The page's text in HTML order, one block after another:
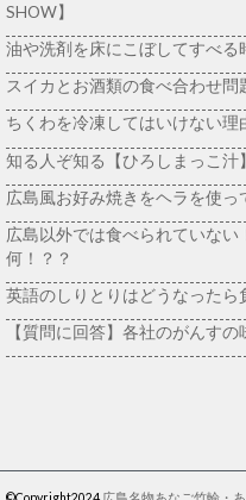
SHOW】
油や洗剤を床にこぼしてすべる
スイカとお酒類の食べ合わせ問
ちくわを冷凍してはいけない理
知る人ぞ知る【ひろしまっこ汁】
広島風お好み焼きをヘラを使
広島以外では食べられていな
何！？？
英語のしりとりはどうなったら
【質問に回答】各社のがんす